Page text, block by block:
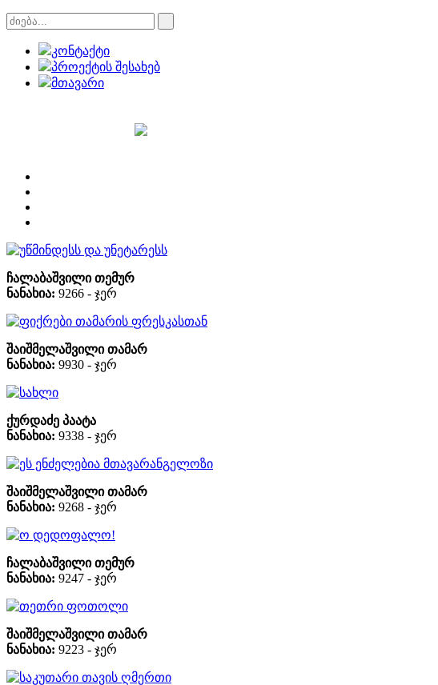
კონტაქტი
პროექტის შესახებ
მთავარი
უწმინდესს და უნეტარესს
ჩალაბაშვილი თემურ
ნანახია: 9266 - ჯერ
ფიქრები თამარის ფრესკასთან
შაიშმელაშვილი თამარ
ნანახია: 9930 - ჯერ
სახლი
ქურდაძე პაატა
ნანახია: 9338 - ჯერ
ეს ენძელებია მთავარანგელოზი
შაიშმელაშვილი თამარ
ნანახია: 9268 - ჯერ
ო დედოფალო!
ჩალაბაშვილი თემურ
ნანახია: 9247 - ჯერ
თეთრი ფოთოლი
შაიშმელაშვილი თამარ
ნანახია: 9223 - ჯერ
საკუთარი თავის ღმერთი